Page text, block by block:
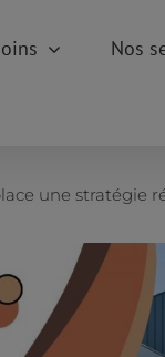
Nos
une stratégie